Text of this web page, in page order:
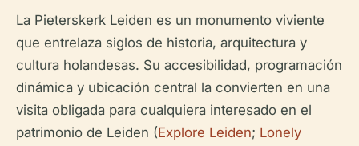
La Pieterskerk Leiden es un monumento viviente
que entrelaza siglos de historia, arquitectura y
cultura holandesas. Su accesibilidad, programación
dinámica y ubicación central la convierten en una
visita obligada para cualquiera interesado en el
patrimonio de Leiden (Explore Leiden; Lonely